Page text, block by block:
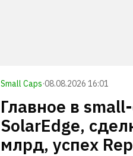
Small Caps·08.08.2026 16:01
Главное в
SolarEdge,
млрд, успех